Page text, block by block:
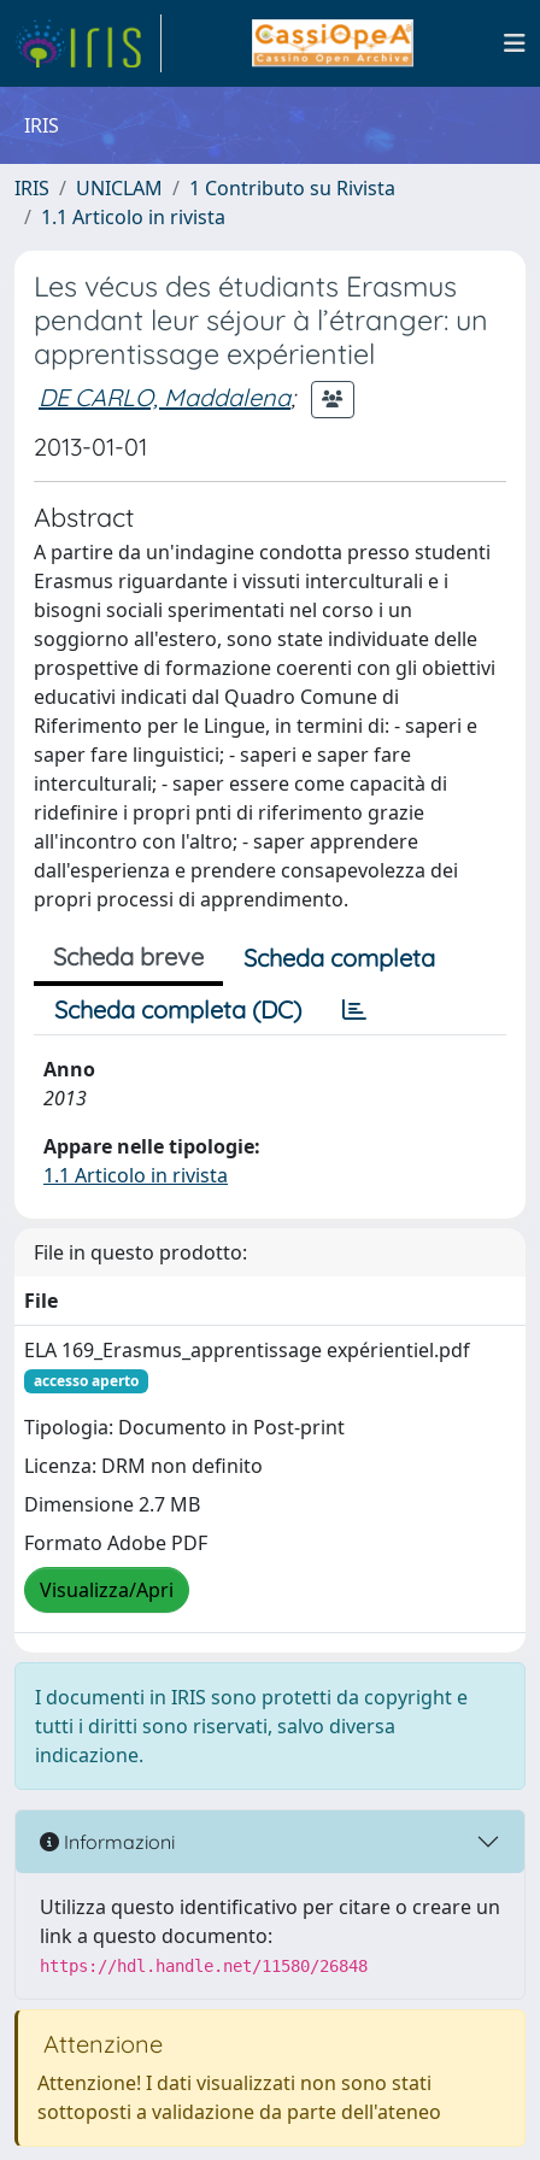
IRIS
IRIS UNICLAM
1 Contributo su Rivista
1.1 Articolo in rivista
Les vécus des étudiants Erasmus
pendant leur séjour à l’étranger: un
apprentissage expérientiel
DE CARLO, Maddalena;
2013-01-01
Abstract
A partire da un'indagine condotta presso studenti
Erasmus riguardante i vissuti interculturali e i
bisogni sociali sperimentati nel corso i un
soggiorno all'estero, sono state individuate delle
prospettive di formazione coerenti con gli obiettivi
educativi indicati dal Quadro Comune di
Riferimento per le Lingue, in termini di: - saperi e
saper fare linguistici; - saperi e saper fare
interculturali; - saper essere come capacità di
ridefinire i propri pnti di riferimento grazie
all'incontro con l'altro; - saper apprendere
dall'esperienza e prendere consapevolezza dei
propri processi di apprendimento.
Scheda breve
Scheda completa
Scheda completa (DC)
Anno
2013
Appare nelle tipologie:
1.1 Articolo in rivista
File in questo prodotto:
File
ELA 169_Erasmus_apprentissage expérientiel.pdf
accesso aperto
Tipologia: Documento in Post-print
Licenza: DRM non definito
Dimensione 2.7 MB
Formato Adobe PDF
Visualizza/Apri
I documenti in IRIS sono protetti da copyright e
tutti i diritti sono riservati, salvo diversa
indicazione.
Informazioni
Utilizza questo identificativo per citare o creare un
link a questo documento:
https://hdl.handle.net/11580/26848
Attenzione
Attenzione! I dati visualizzati non sono stati
sottoposti a validazione da parte dell'ateneo